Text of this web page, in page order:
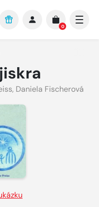
0
, Daniela Fischerová